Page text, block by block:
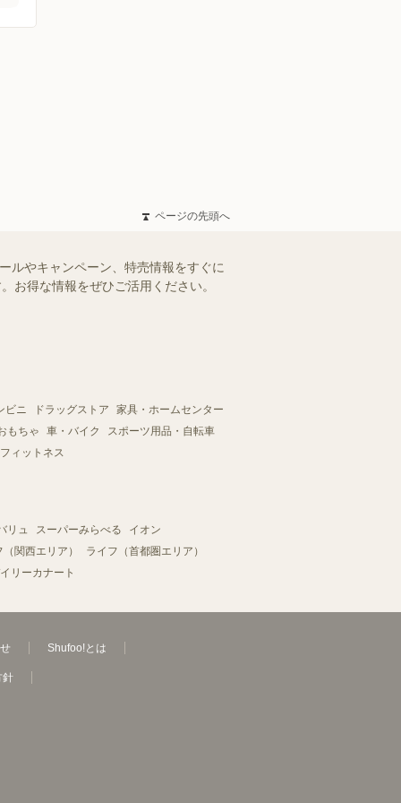
ページの先頭へ
ルやキャンペーン、特売情報をすぐに
お得な情報をぜひご活用ください。
ビニ ドラッグストア
家具・ホームセンター
もちゃ 車・バイク
スポーツ用品・自転車
ィットネス
リュ スーパーみらべる
イオン
関西エリア）
ライフ（首都圏エリア）
リーカナート
Shufoo!とは
針